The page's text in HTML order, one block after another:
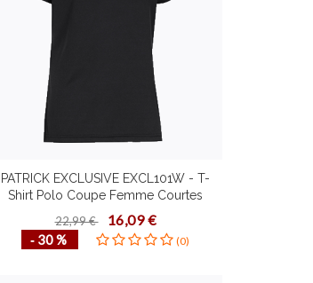
PATRICK EXCLUSIVE EXCL101W - T-
Shirt Polo Coupe Femme Courtes
Manches Plusieurs Couleurs Tailles
Séchage Rapide Design Contemporain
22,99 € 16,09 €
‐ 30 % (0)